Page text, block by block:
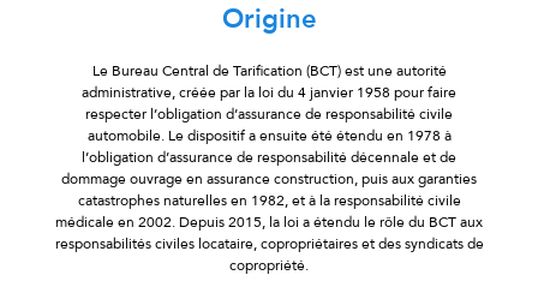
Origine
Le Bureau Central de Tarification (BCT) est une autorité
administrative, créée par la loi du 4 janvier 1958 pour faire
respecter l’obligation d’assurance de responsabilité civile
automobile. Le dispositif a ensuite été étendu en 1978 à
l’obligation d’assurance de responsabilité décennale et de
dommage ouvrage en assurance construction, puis aux garanties
catastrophes naturelles en 1982, et à la responsabilité civile
médicale en 2002. Depuis 2015, la loi a étendu le rôle du BCT aux
responsabilités civiles locataire, copropriétaires et des syndicats de
copropriété.